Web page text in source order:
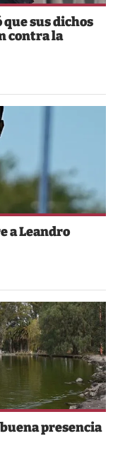
sus dichos
contra la
a Leandro
presencia